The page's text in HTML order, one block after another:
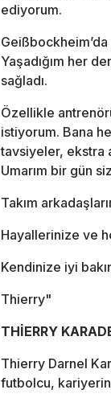
ediyorum.
Yaşadığım her
sağladı.
Özellikle
istiyorum. Bana
tavsiyeler, ekstra
Umarım bir gün
Takım
Hayallerinize ve
Kendinize iyi
Thierry"
THİERRY
Thierry Darnel
futbolcu,